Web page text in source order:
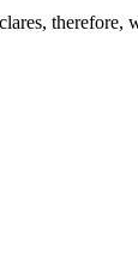
therefore,